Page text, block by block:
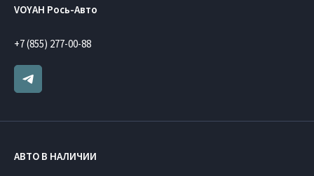
VOYAH Рось-Авто
+7 (855) 277-00-88
АВТО В НАЛИЧИИ